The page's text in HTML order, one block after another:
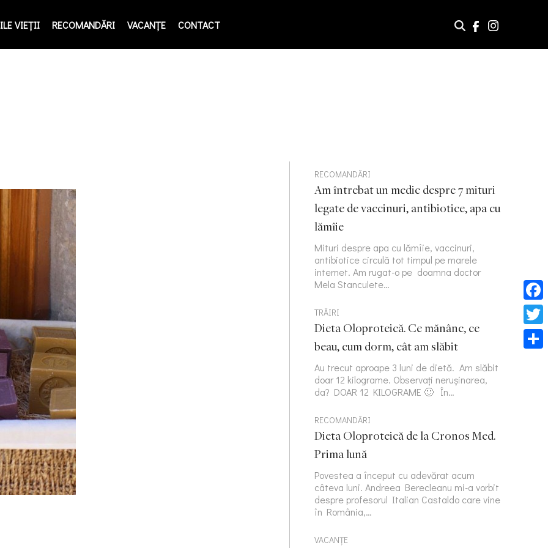
VIEŢII RECOMANDĂRI VACANȚE CONTACT
RECOMANDĂRI
Am întrebat un medic despre 7 mituri
legate de vaccinuri, antibiotice, apa cu
lămîie
Mituri despre apa cu lămîie, vaccinuri,
antibiotice circulă tot timpul pe marele
internet. Am rugat-o pe doamna doctor
Mela Stanculete…
TRĂIRI
Dieta Oloproteică. Ce mănânc, ce
beau, cum dorm, cât am slăbit
Au trecut aproape 3 luni de dietă. Am slăbit
doar 12 kilograme. Observați nerușinarea,
da? DOAR 12 KILOGRAME 🙂 În…
RECOMANDĂRI
Dieta Oloproteică de la Cronos Med.
Prima lună
Povestea a început cu adevărat acum
câteva luni. Andreea Berecleanu mi-a vorbit
despre profesorul Italian Castaldo care vine
în România,…
VACANȚE